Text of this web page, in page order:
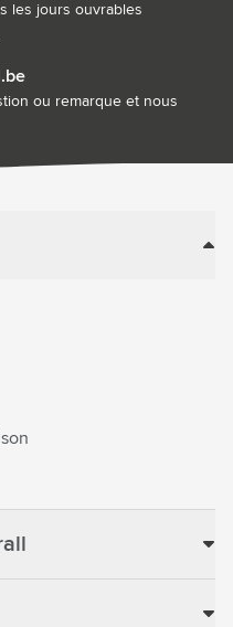
les jours ouvrables
ou remarque et nous